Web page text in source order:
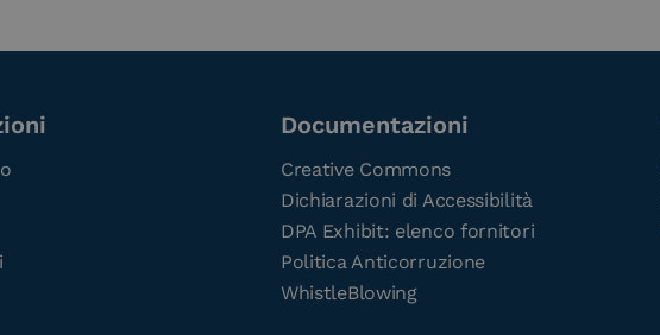
Documentazioni
Creative Commons
Dichiarazioni di Accessibilità
DPA Exhibit: elenco fornitori
Politica Anticorruzione
WhistleBlowing